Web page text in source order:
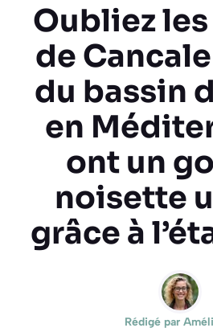
Oubliez
de
du bassin
en
ont un
noisette
grâce à
Rédigé par